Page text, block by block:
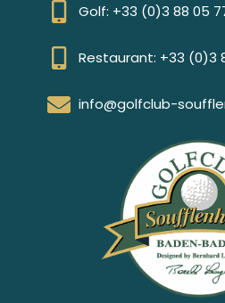
Golf: +33 (0)3 88 05
Restaurant: +33 (0)3
info@golfclub-